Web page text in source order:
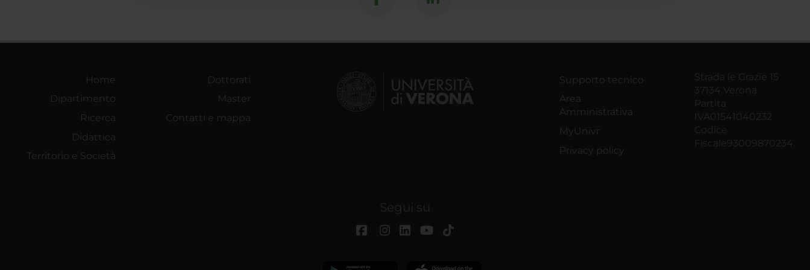
Home
Dipartimento
Ricerca
Didattica
Territorio e Società
Dottorati
Master
Contatti e mappa
Supporto tecnico
Area
Amministrativa
MyUnivr
Privacy policy
Strada le Grazie 15
37134 Verona
Partita
IVA01541040232
Codice
Fiscale93009870234
Segui su